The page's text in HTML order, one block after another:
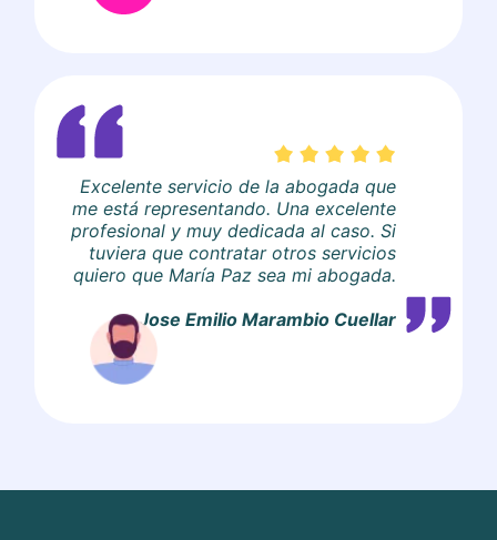
Excelente servicio de la abogada que
me está representando. Una excelente
profesional y muy dedicada al caso. Si
tuviera que contratar otros servicios
quiero que María Paz sea mi abogada.
Jose Emilio Marambio Cuellar